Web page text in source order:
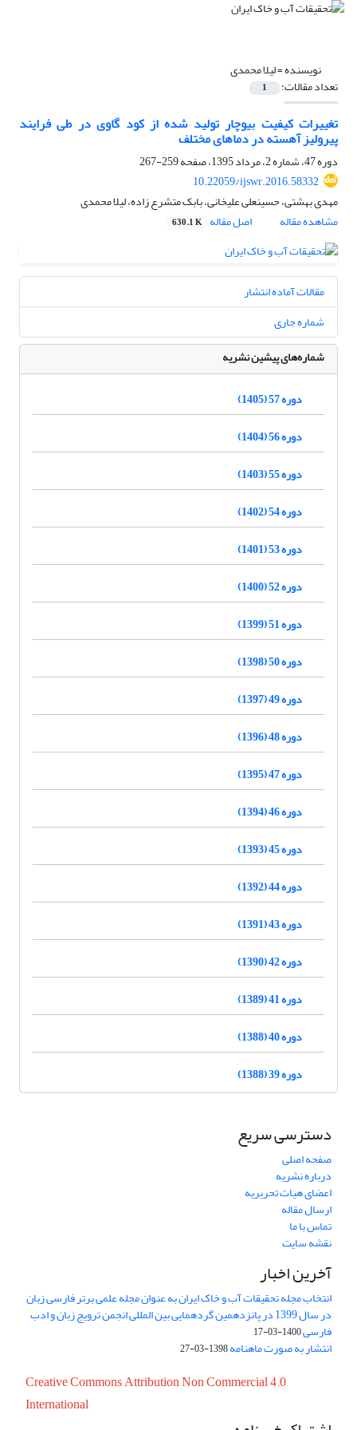
نویسنده =لیلا محمدی
تعداد مقالات: 1
تغییرات کیفیت بیوچار تولید شده از کود گاوی در طی فرایند
پیرولیز آهسته در دماهای مختلف
دوره 47، شماره 2، مرداد 1395، صفحه
259-267
10.22059/ijswr.2016.58332
مهدی بهشتی، حسینعلی علیخانی، بابک متشرع زاده، لیلا محمدی
مشاهده مقاله
اصل مقاله 630.1 K
مقالات آماده انتشار
شماره جاری
شماره‌های پیشین نشریه
دوره 57 (1405)
دوره 56 (1404)
دوره 55 (1403)
دوره 54 (1402)
دوره 53 (1401)
دوره 52 (1400)
دوره 51 (1399)
دوره 50 (1398)
دوره 49 (1397)
دوره 48 (1396)
دوره 47 (1395)
دوره 46 (1394)
دوره 45 (1393)
دوره 44 (1392)
دوره 43 (1391)
دوره 42 (1390)
دوره 41 (1389)
دوره 40 (1388)
دوره 39 (1388)
دسترسی سریع
صفحه اصلی
درباره نشریه
اعضای هیات تحریریه
ارسال مقاله
تماس با ما
نقشه سایت
آخرین اخبار
انتخاب مجله تحقیقات آب و خاک ایران به عنوان مجله علمی برتر فارسی زبان
در سال 1399 در پانزدهمین گردهمایی بین المللی انجمن ترویج زبان و ادب
فارسی1400-03-17
انتشار به صورت ماهنامه1398-03-27
Creative Commons Attribution Non Commercial 4.0
International